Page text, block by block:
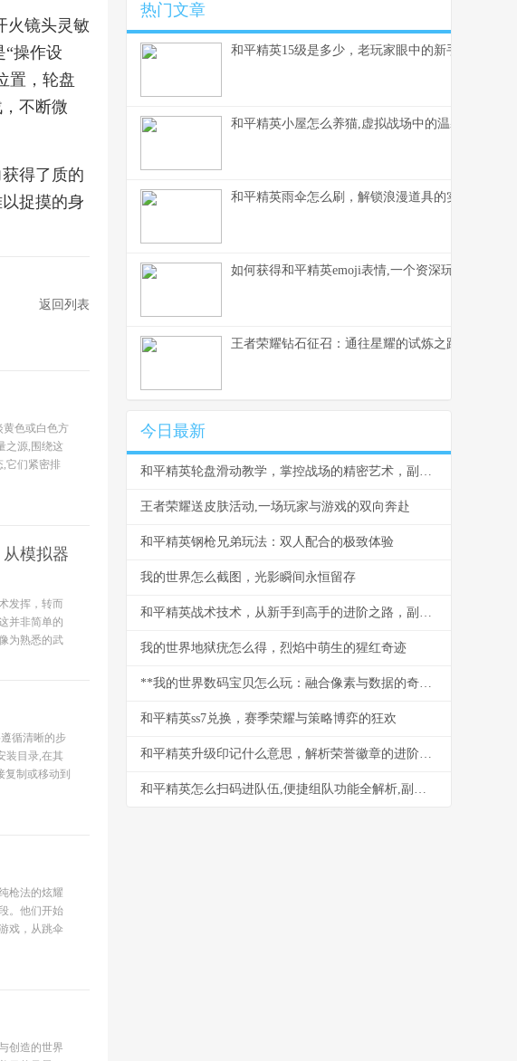
火镜头灵敏
“操作设
置，轮盘
不断微
得了质的
捉摸的身
返回列表
色或白色方
之源,围绕这
,它们紧密排
模拟器
发挥，转而
并非简单的
为熟悉的武
循清晰的步
装目录,在其
复制或移动到
枪法的炫耀
。他们开始
戏，从跳伞
创造的世界
热门文章
和平精英15级是多少，老玩家眼中的新手门槛
和平精英小屋怎么养猫,虚拟战场中的温馨陪伴,副
和平精英雨伞怎么刷，解锁浪漫道具的实战指南
如何获得和平精英emoji表情,一个资深玩家的心得
王者荣耀钻石征召：通往星耀的试炼之路
今日最新
和平精英轮盘滑动教学，掌控战场的精密艺术，副标题从新手到高手的灵敏度奥秘
王者荣耀送皮肤活动,一场玩家与游戏的双向奔赴
和平精英钢枪兄弟玩法：双人配合的极致体验
我的世界怎么截图，光影瞬间永恒留存
和平精英战术技术，从新手到高手的进阶之路，副标题，掌握核心战术成为战场主宰
我的世界地狱疣怎么得，烈焰中萌生的猩红奇迹
**我的世界数码宝贝怎么玩：融合像素与数据的奇幻冒险**
和平精英ss7兑换，赛季荣耀与策略博弈的狂欢
和平精英升级印记什么意思，解析荣誉徽章的进阶之路
和平精英怎么扫码进队伍,便捷组队功能全解析,副标题,扫码携手畅游战场